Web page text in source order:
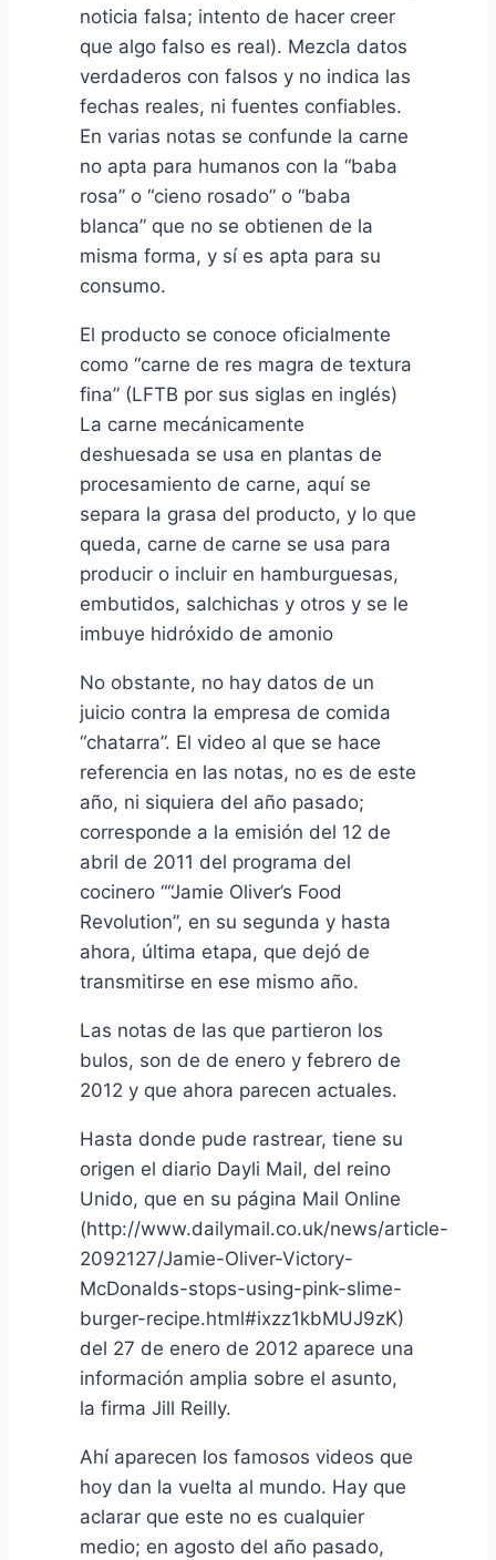
noticia falsa; intento de hacer creer
que algo falso es real). Mezcla datos
verdaderos con falsos y no indica las
fechas reales, ni fuentes confiables.
En varias notas se confunde la carne
no apta para humanos con la “baba
rosa” o “cieno rosado” o “baba
blanca” que no se obtienen de la
misma forma, y sí es apta para su
consumo.
El producto se conoce oficialmente
como “carne de res magra de textura
fina” (LFTB por sus siglas en inglés)
La carne mecánicamente
deshuesada se usa en plantas de
procesamiento de carne, aquí se
separa la grasa del producto, y lo que
queda, carne de carne se usa para
producir o incluir en hamburguesas,
embutidos, salchichas y otros y se le
imbuye hidróxido de amonio
No obstante, no hay datos de un
juicio contra la empresa de comida
“chatarra”. El video al que se hace
referencia en las notas, no es de este
año, ni siquiera del año pasado;
corresponde a la emisión del 12 de
abril de 2011 del programa del
cocinero ““Jamie Oliver’s Food
Revolution”, en su segunda y hasta
ahora, última etapa, que dejó de
transmitirse en ese mismo año.
Las notas de las que partieron los
bulos, son de de enero y febrero de
2012 y que ahora parecen actuales.
Hasta donde pude rastrear, tiene su
origen el diario Dayli Mail, del reino
Unido, que en su página Mail Online
(http://www.dailymail.co.uk/news/article-
2092127/Jamie-Oliver-Victory-
McDonalds-stops-using-pink-slime-
burger-recipe.html#ixzz1kbMUJ9zK)
del 27 de enero de 2012 aparece una
información amplia sobre el asunto,
la firma Jill Reilly.
Ahí aparecen los famosos videos que
hoy dan la vuelta al mundo. Hay que
aclarar que este no es cualquier
medio; en agosto del año pasado,